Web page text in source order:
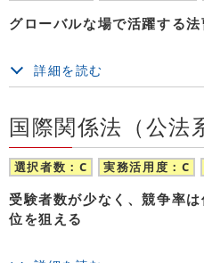
グローバルな場で活躍する法
詳細を読む
国際関係法（公法
選択者数：C 実務活用度：C
受験者数が少なく、競争率
位を狙える